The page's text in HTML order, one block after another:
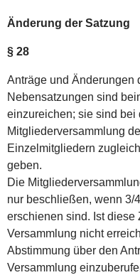
Änderung der Satzung
§ 28
Anträge und Änderungen
Nebensatzungen sind
einzureichen; sie sind bei
Mitgliederversammlung
Einzelmitgliedern
geben.
Die
nur beschließen, wenn 3/
erschienen sind. Ist diese
Versammlung nicht
Abstimmung über den
Versammlung